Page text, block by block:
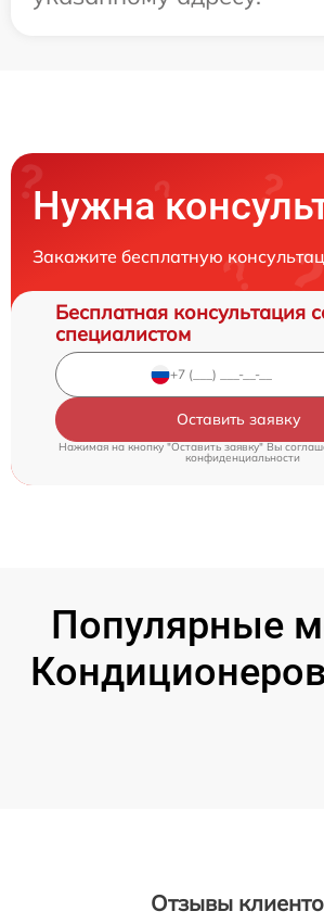
Нужна
Закажите бесплатную
Бесплатная консультация
специалистом
Оставить заявку
Нажимая на кнопку "Оставить заявку" Вы
конфиденциальности
Популярные
Отзывы